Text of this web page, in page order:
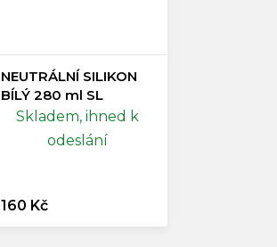
NEUTRÁLNÍ SILIKON
BÍLÝ 280 ml SL
Skladem, ihned k
odeslání
160 Kč